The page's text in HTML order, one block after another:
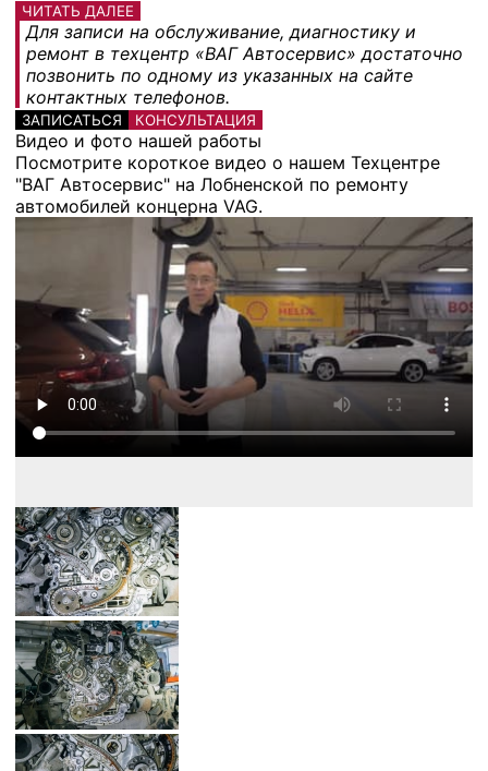
ЧИТАТЬ ДАЛЕЕ
Для записи на обслуживание, диагностику и
ремонт в техцентр «ВАГ Автосервис» достаточно
позвонить по одному из указанных на сайте
контактных телефонов.
ЗАПИСАТЬСЯ КОНСУЛЬТАЦИЯ
Видео и фото нашей работы
Посмотрите короткое видео о нашем Техцентре
"ВАГ Автосервис" на Лобненской по ремонту
автомобилей концерна VAG.